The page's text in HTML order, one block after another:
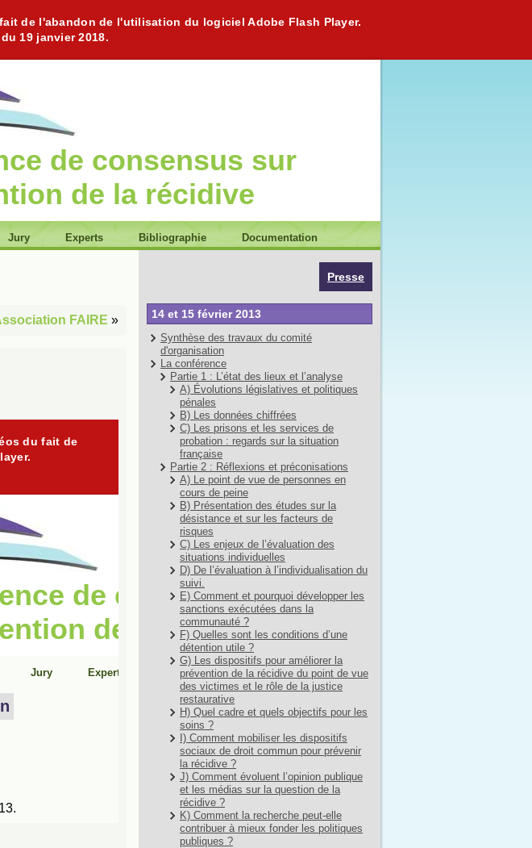
de l'abandon de l'utilisation du logiciel Adobe Flash Player.
19 janvier 2018.
de consensus sur
de la récidive
Jury Experts Bibliographie Documentation
FAIRE »
Presse
14 et 15 février 2013
Synthèse des travaux du comité
d'organisation
La conférence
Partie 1 : L’état des lieux et l’analyse
A) Évolutions législatives et politiques
pénales
B) Les données chiffrées
C) Les prisons et les services de
probation : regards sur la situation
française
Partie 2 : Réflexions et préconisations
A) Le point de vue de personnes en
cours de peine
B) Présentation des études sur la
désistance et sur les facteurs de
risques
C) Les enjeux de l’évaluation des
situations individuelles
D) De l’évaluation à l’individualisation du
suivi.
E) Comment et pourquoi développer les
sanctions exécutées dans la
communauté ?
F) Quelles sont les conditions d’une
détention utile ?
G) Les dispositifs pour améliorer la
prévention de la récidive du point de vue
des victimes et le rôle de la justice
restaurative
H) Quel cadre et quels objectifs pour les
soins ?
I) Comment mobiliser les dispositifs
sociaux de droit commun pour prévenir
la récidive ?
J) Comment évoluent l’opinion publique
et les médias sur la question de la
récidive ?
K) Comment la recherche peut-elle
contribuer à mieux fonder les politiques
publiques ?